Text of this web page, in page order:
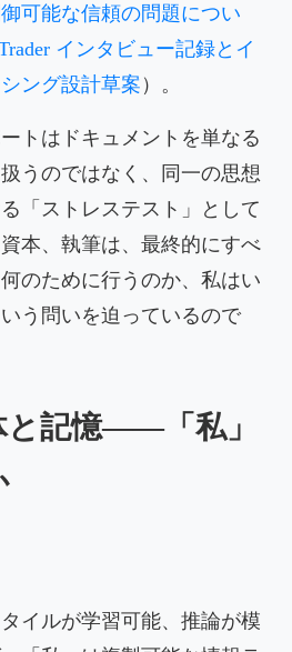
可能な信頼の問題につい
インタビュー記録とイ
ング設計草案 ）。
トはドキュメントを単なる
うのではなく、同一の思想
「ストレステスト」として
本、執筆は、最終的にすべ
のために行うのか、私はい
う問いを迫っているので
と記憶——「私」
イルが学習可能、推論が模